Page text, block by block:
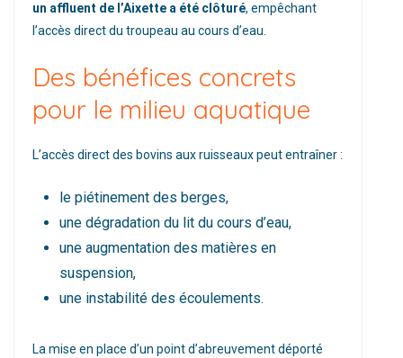
un affluent de l’Aixette a été clôturé, empêchant
l’accès direct du troupeau au cours d’eau.
Des bénéfices concrets
pour le milieu aquatique
L’accès direct des bovins aux ruisseaux peut entraîner :
le piétinement des berges,
une dégradation du lit du cours d’eau,
une augmentation des matières en
suspension,
une instabilité des écoulements.
La mise en place d’un point d’abreuvement déporté